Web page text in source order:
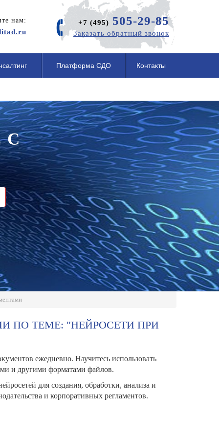
нам: +7 (495) 505-29-85
Заказать обратный звонок
Платформа СДО Контакты
С
.
ПО ТЕМЕ: "НЕЙРОСЕТИ ПРИ
ежедневно. Научитесь использовать
и другими форматами файлов.
для создания, обработки, анализа и
и корпоративных регламентов.